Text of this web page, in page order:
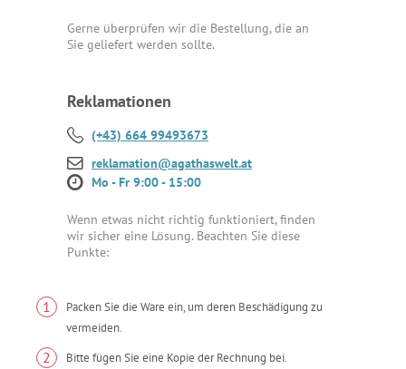
Gerne überprüfen wir die Bestellung, die an
Sie geliefert werden sollte.
Reklamationen
(+43) 664 99493673
reklamation@agathaswelt.at
Mo - Fr 9:00 - 15:00
Wenn etwas nicht richtig funktioniert, finden
wir sicher eine Lösung. Beachten Sie diese
Punkte:
1
Packen Sie die Ware ein, um deren Beschädigung zu
vermeiden.
2 Bitte fügen Sie eine Kopie der Rechnung bei.